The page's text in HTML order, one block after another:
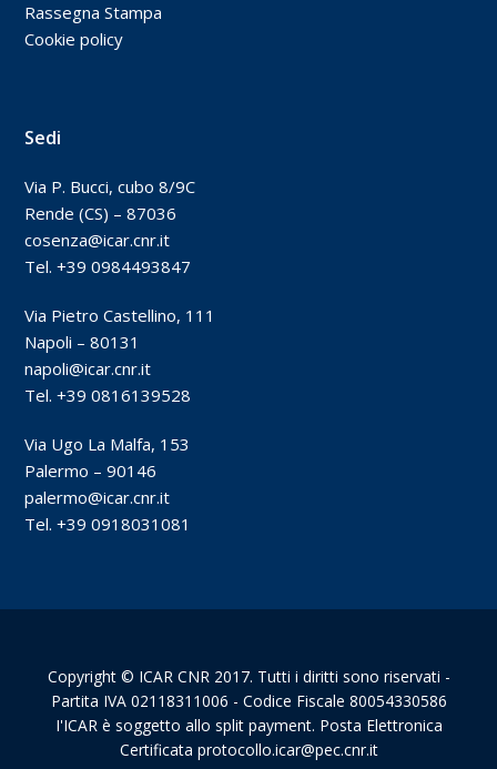
Rassegna Stampa
Cookie policy
Sedi
Via P. Bucci, cubo 8/9C
Rende (CS) – 87036
cosenza@icar.cnr.it
Tel. +39 0984493847
Via Pietro Castellino, 111
Napoli – 80131
napoli@icar.cnr.it
Tel. +39 0816139528
Via Ugo La Malfa, 153
Palermo – 90146
palermo@icar.cnr.it
Tel. +39 0918031081
Copyright © ICAR CNR 2017. Tutti i diritti sono riservati -
Partita IVA 02118311006 - Codice Fiscale 80054330586
I'ICAR è soggetto allo split payment. Posta Elettronica
Certificata protocollo.icar@pec.cnr.it